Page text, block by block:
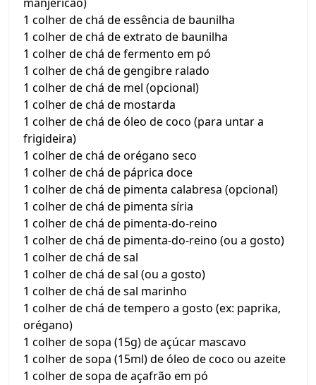
1 colher de chá de essência de baunilha
1 colher de chá de extrato de baunilha
1 colher de chá de fermento em pó
1 colher de chá de gengibre ralado
1 colher de chá de mel (opcional)
1 colher de chá de mostarda
1 colher de chá de óleo de coco (para untar a
frigideira)
1 colher de chá de orégano seco
1 colher de chá de páprica doce
1 colher de chá de pimenta calabresa (opcional)
1 colher de chá de pimenta síria
1 colher de chá de pimenta-do-reino
1 colher de chá de pimenta-do-reino (ou a gosto)
1 colher de chá de sal
1 colher de chá de sal (ou a gosto)
1 colher de chá de sal marinho
1 colher de chá de tempero a gosto (ex: paprika,
orégano)
1 colher de sopa (15g) de açúcar mascavo
1 colher de sopa (15ml) de óleo de coco ou azeite
1 colher de sopa de açafrão em pó